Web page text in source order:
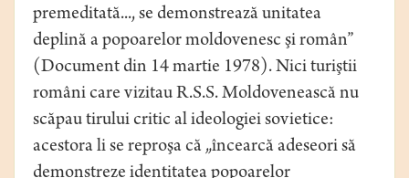
premeditată..., se demonstrează unitatea
deplină a popoarelor moldovenesc şi român”
(Document din 14 martie 1978). Nici turiştii
români care vizitau R.S.S. Moldovenească nu
scăpau tirului critic al ideologiei sovietice:
acestora li se reproşa că „încearcă adeseori să